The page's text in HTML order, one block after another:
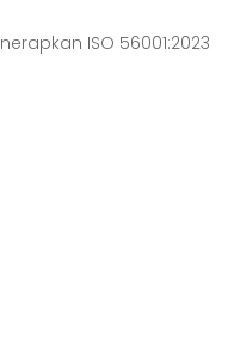
ISO 56001:2023